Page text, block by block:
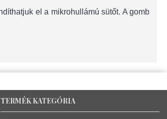
el a mikrohullámú sütőt. A gomb
TERMÉK KATEGÓRIA